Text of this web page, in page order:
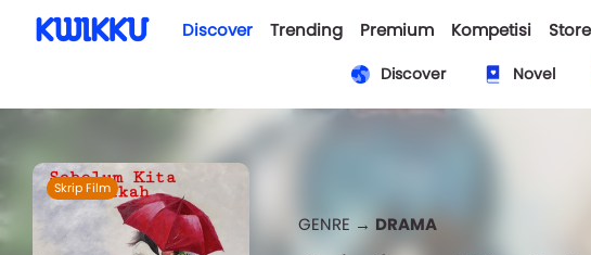
Discover Trending Premium Kompetisi Store
Discover Novel
Skrip Film
GENRE → DRAMA